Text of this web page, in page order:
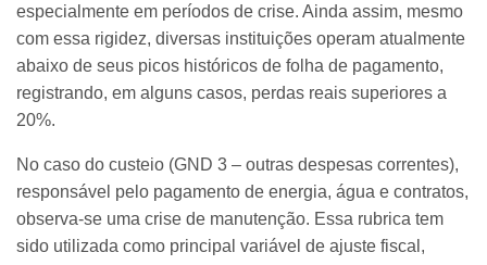
especialmente em períodos de crise. Ainda assim, mesmo
com essa rigidez, diversas instituições operam atualmente
abaixo de seus picos históricos de folha de pagamento,
registrando, em alguns casos, perdas reais superiores a
20%.
No caso do custeio (GND 3 – outras despesas correntes),
responsável pelo pagamento de energia, água e contratos,
observa-se uma crise de manutenção. Essa rubrica tem
sido utilizada como principal variável de ajuste fiscal,